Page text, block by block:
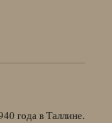
года в Таллине.